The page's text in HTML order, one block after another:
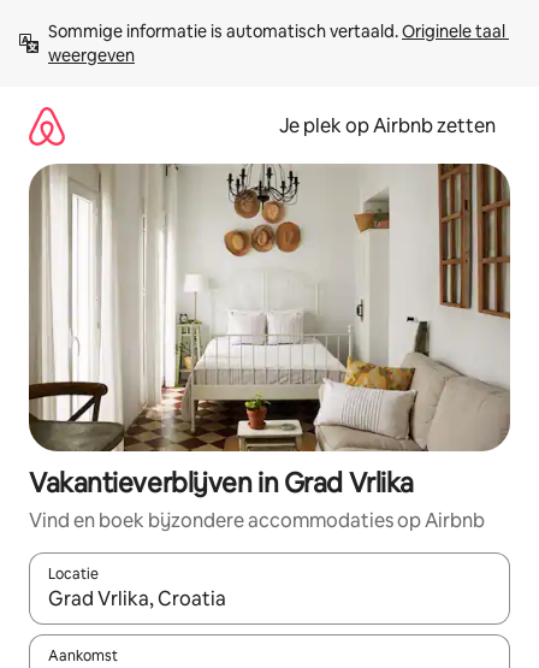
direct
naar
Sommige informatie is automatisch vertaald. Originele taal
weergeven
Je plek op Airbnb zetten
Vakantieverblijven in Grad Vrlika
Vind en boek bijzondere accommodaties op Airbnb
Locatie
Wanneer er resultaten beschikbaar zijn, maak je een keuze
Aankomst